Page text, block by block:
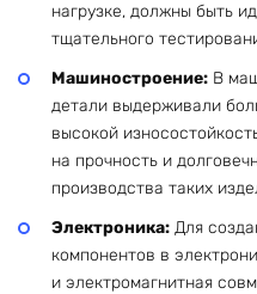
нагрузке, должны быть
тщательного
Машиностроение: В
детали выдерживали
высокой
на прочность и
производства таких
Электроника: Для
компонентов в
и электромагнитная